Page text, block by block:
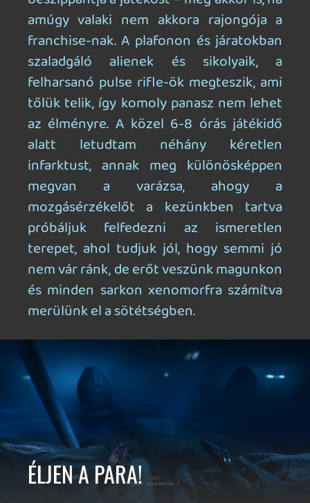
Alien: Rogue Incursion Evolved Edition |
Kiadó: Survios | Fejlesztő: Survios |
Platformok: PlayStation 5 (tesztelt
platform), Xbox Series S/X, PC |
Megjelenés: 2025. szeptember 30. |
Alapverzió ára: 10 190 Ft / 25 EUR
Az alapjátékról készült blogtesztetitt
olvashatjátok!